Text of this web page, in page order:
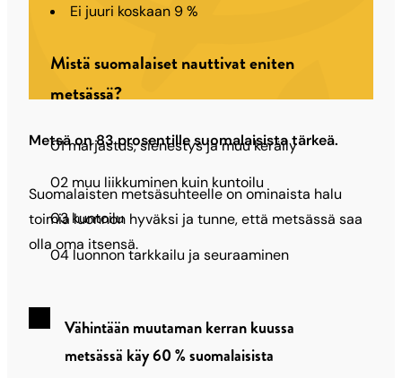
Ei juuri koskaan 9 %
Mistä suomalaiset nauttivat eniten
metsässä?
01 marjastus, sienestys ja muu keräily
02 muu liikkuminen kuin kuntoilu
03 kuntoilu
04 luonnon tarkkailu ja seuraaminen
Metsä on 83 prosentille suomalaisista tärkeä.
Suomalaisten metsäsuhteelle on ominaista halu
toimia luonnon hyväksi ja tunne, että metsässä saa
olla oma itsensä.
Vähintään muutaman kerran kuussa
metsässä käy 60 % suomalaisista